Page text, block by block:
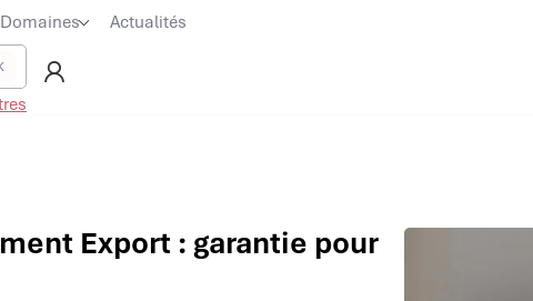
Domaines
Actualités
Export : garantie pour